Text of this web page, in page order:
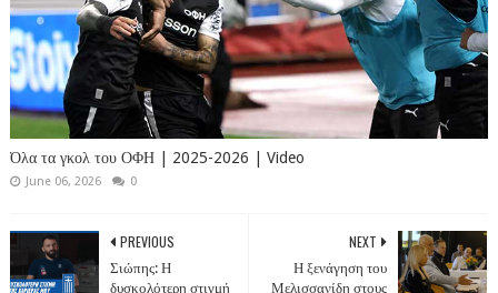
Όλα τα γκολ του ΟΦΗ | 2025-2026 | Video
June 06, 2026 0
NEXT
Η ξενάγηση του
Μελισσανίδη στους
PREVIOUS
Σιώπης: Η
δυσκολότερη στιγμή